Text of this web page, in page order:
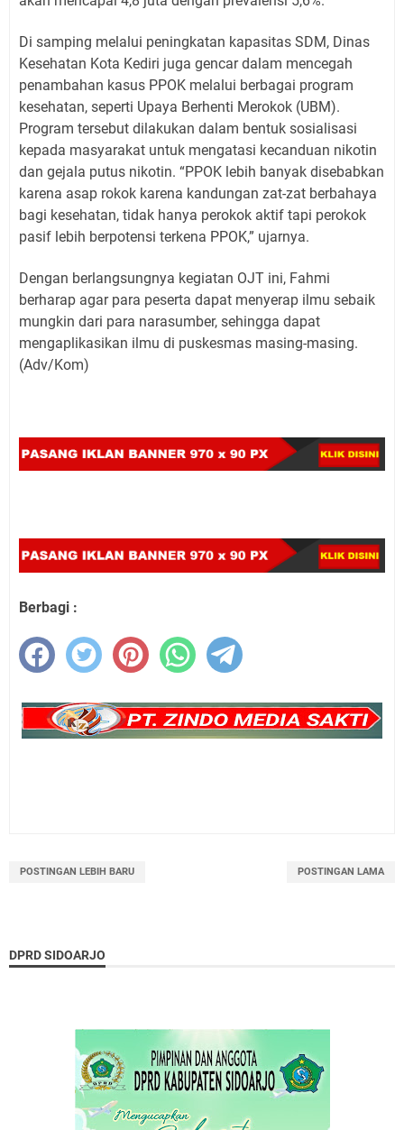
Di samping melalui peningkatan kapasitas SDM, Dinas
Kesehatan Kota Kediri juga gencar dalam mencegah
penambahan kasus PPOK melalui berbagai program
kesehatan, seperti Upaya Berhenti Merokok (UBM).
Program tersebut dilakukan dalam bentuk sosialisasi
kepada masyarakat untuk mengatasi kecanduan nikotin
dan gejala putus nikotin. “PPOK lebih banyak disebabkan
karena asap rokok karena kandungan zat-zat berbahaya
bagi kesehatan, tidak hanya perokok aktif tapi perokok
pasif lebih berpotensi terkena PPOK,” ujarnya.
Dengan berlangsungnya kegiatan OJT ini, Fahmi
berharap agar para peserta dapat menyerap ilmu sebaik
mungkin dari para narasumber, sehingga dapat
mengaplikasikan ilmu di puskesmas masing-masing.
(Adv/Kom)
Berbagi :
POSTINGAN LEBIH BARU POSTINGAN LAMA
DPRD SIDOARJO